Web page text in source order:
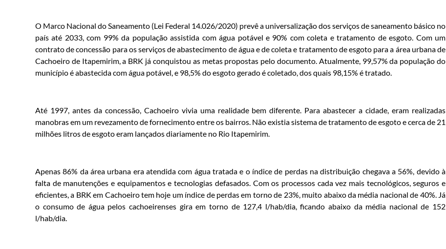
O Marco Nacional do Saneamento (Lei Federal 14.026/2020) prevê a universalização dos serviços de saneamento básico no
país até 2033, com 99% da população assistida com água potável e 90% com coleta e tratamento de esgoto. Com um
contrato de concessão para os serviços de abastecimento de água e de coleta e tratamento de esgoto para a área urbana de
Cachoeiro de Itapemirim, a BRK já conquistou as metas propostas pelo documento. Atualmente, 99,57% da população do
município é abastecida com água potável, e 98,5% do esgoto gerado é coletado, dos quais 98,15% é tratado.
Até 1997, antes da concessão, Cachoeiro vivia uma realidade bem diferente. Para abastecer a cidade, eram realizadas
manobras em um revezamento de fornecimento entre os bairros. Não existia sistema de tratamento de esgoto e cerca de 21
milhões litros de esgoto eram lançados diariamente no Rio Itapemirim.
Apenas 86% da área urbana era atendida com água tratada e o índice de perdas na distribuição chegava a 56%, devido à
falta de manutenções e equipamentos e tecnologias defasados. Com os processos cada vez mais tecnológicos, seguros e
eficientes, a BRK em Cachoeiro tem hoje um índice de perdas em torno de 23%, muito abaixo da média nacional de 40%. Já
o consumo de água pelos cachoeirenses gira em torno de 127,4 l/hab/dia, ficando abaixo da média nacional de 152
l/hab/dia.